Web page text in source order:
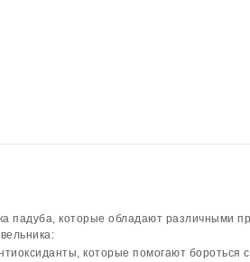
падуба, которые обладают различными
которые помогают бороться